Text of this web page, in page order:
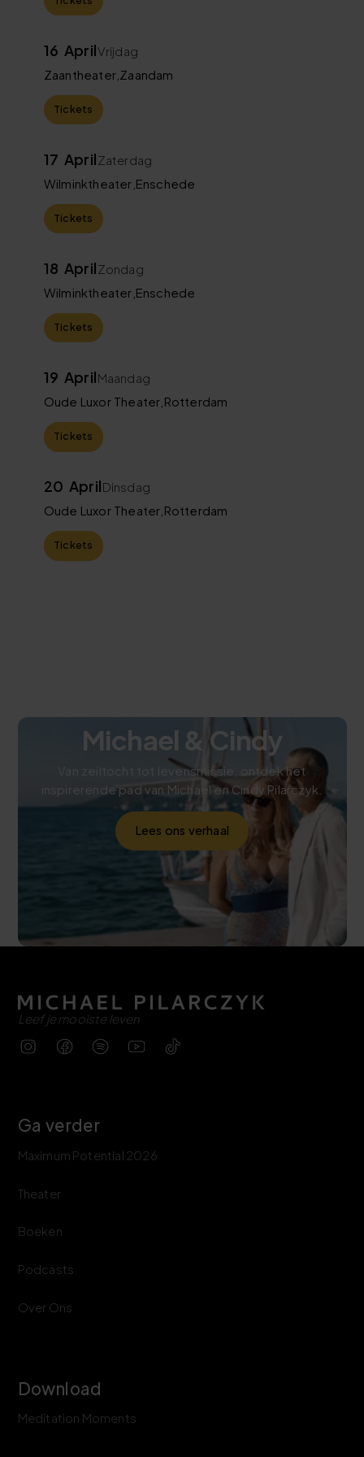
16 AprilVrijdag
Zaantheater Zaandam
Tickets
17 AprilZaterdag
Wilminktheater Enschede
Tickets
18 AprilZondag
Wilminktheater Enschede
Tickets
19 AprilMaandag
Oude Luxor Theater Rotterdam
Tickets
20 AprilDinsdag
Oude Luxor Theater Rotterdam
Tickets
Michael & Cindy
Van zeiltocht tot levensmissie, ontdek het
inspirerende pad van Michael en Cindy Pilarczyk.
Lees ons verhaal
Leef je mooiste leven
Ga verder
Maximum Potential 2026
Theater
Boeken
Podcasts
Over Ons
Download
Meditation Moments